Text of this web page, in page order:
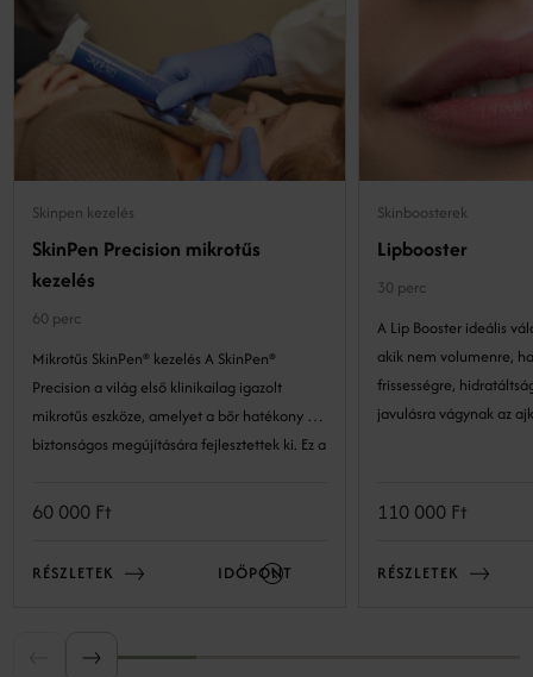
Skinpen kezelés
SkinPen Precision mikrotűs
kezelés
60 perc
Mikrotűs SkinPen® kezelés A SkinPen®
Precision a világ első klinikailag igazolt
mikrotűs eszköze, amelyet a bőr hatékony és
biztonságos megújítására fejlesztettek ki. Ez a
szerkezetének kockázatmentes és látványos
természetes öngyógyulási folyamataira épít:
kontrollált mélységben és intenzitással
60 000 Ft
RÉSZLETEK IDŐPONT
Skinboosterek
Lipbooster
30 perc
A Lip Booster ideális
akik nem volumenre,
frissességre, hidratáltságra és
javulásra vágynak az
110 000 Ft
RÉSZLETEK